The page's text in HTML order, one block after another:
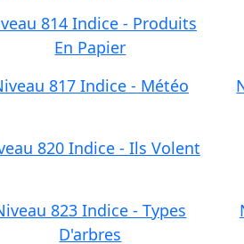
814 Indice - Produits
En Papier
817 Indice - Météo
820 Indice - Ils Volent
823 Indice - Types
D'arbres